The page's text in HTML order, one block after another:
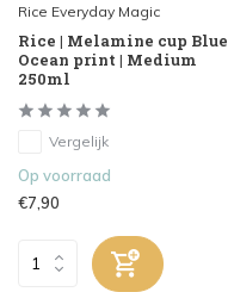
Rice Everyday Magic
Rice | Melamine cup Blue
Ocean print | Medium
250ml
Vergelijk
Op voorraad
€7,90